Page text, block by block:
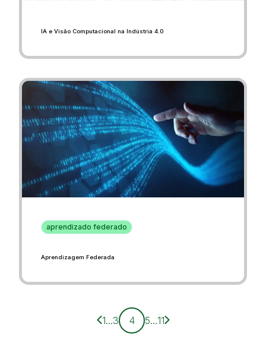
IA e Visão Computacional na Indústria 4.0
aprendizado federado
Aprendizagem Federada
Página anterior
1...3 4 5...11 Próxima página